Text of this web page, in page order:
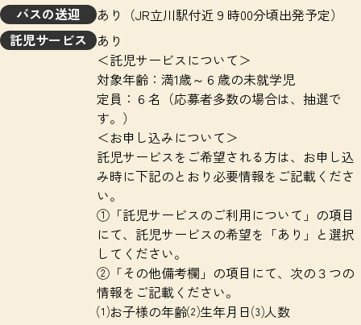
バスの送迎
あり（JR立川駅付近９時00分頃出発予定）
託児サービス
あり
＜託児サービスについて＞
対象年齢：満1歳～６歳の未就学児
定員：６名（応募者多数の場合は、抽選で
す。）
＜お申し込みについて＞
託児サービスをご希望される方は、お申し込
み時に下記のとおり必要情報をご記載くださ
い。
①「託児サービスのご利用について」の項目
にて、託児サービスの希望を「あり」と選択
してください。
②「その他備考欄」の項目にて、次の３つの
情報をご記載ください。
⑴お子様の年齢⑵生年月日⑶人数